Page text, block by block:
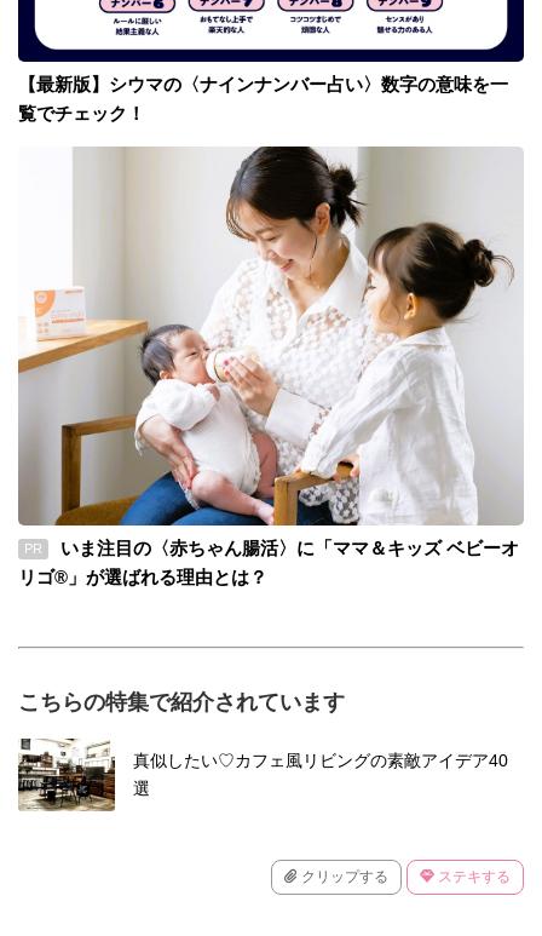
【最新版】シウマの〈ナインナンバー占い〉数字の意味を一
覧でチェック！
PR
いま注目の〈赤ちゃん腸活〉に「ママ＆キッズ ベビーオ
リゴ®」が選ばれる理由とは？
こちらの特集で紹介されています
真似したい♡カフェ風リビングの素敵アイデア40
選
クリップする ステキする